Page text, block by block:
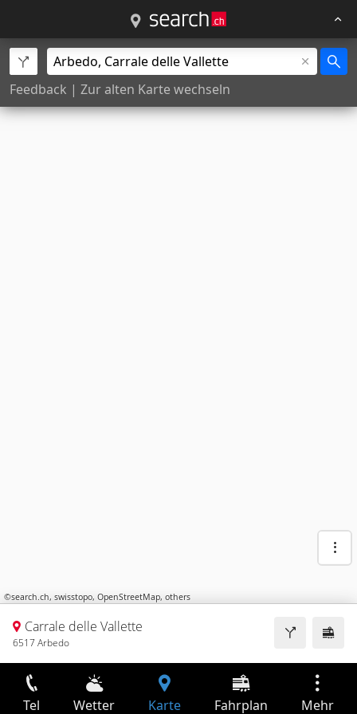
Feedback | Zur alten Karte wechseln
©search.ch, swisstopo, OpenStreetMap, others
Carrale delle Vallette
6517 Arbedo
Tel Wetter Karte Fahrplan Mehr